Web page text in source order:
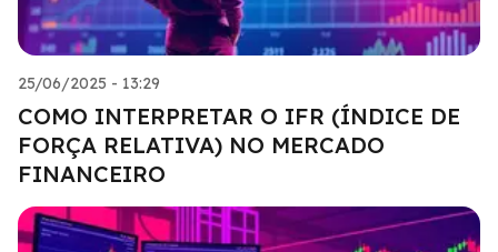
25/06/2025 - 13:29
COMO INTERPRETAR O IFR (ÍNDICE DE
FORÇA RELATIVA) NO MERCADO
FINANCEIRO